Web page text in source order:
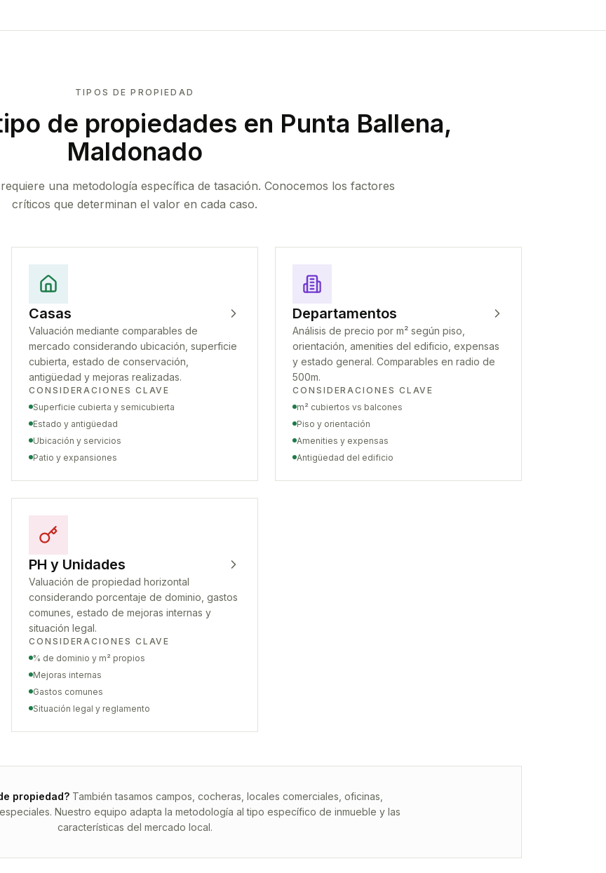
TIPOS DE PROPIEDAD
de propiedades en Punta Ballena,
Maldonado
una metodología específica de tasación. Conocemos los factores
críticos que determinan el valor en cada caso.
Casas
Valuación mediante comparables de
mercado considerando ubicación, superficie
cubierta, estado de conservación,
antigüedad y mejoras realizadas.
CONSIDERACIONES CLAVE
Superficie cubierta y semicubierta
Estado y antigüedad
Ubicación y servicios
Patio y expansiones
Departamentos
Análisis de precio por m² según piso,
orientación, amenities del edificio, expensas
y estado general. Comparables en radio de
500m.
CONSIDERACIONES CLAVE
m² cubiertos vs balcones
Piso y orientación
Amenities y expensas
Antigüedad del edificio
PH y Unidades
Valuación de propiedad horizontal
considerando porcentaje de dominio, gastos
comunes, estado de mejoras internas y
situación legal.
CONSIDERACIONES CLAVE
% de dominio y m² propios
Mejoras internas
Gastos comunes
Situación legal y reglamento
propiedad? También tasamos campos, cocheras, locales comerciales, oficinas,
Nuestro equipo adapta la metodología al tipo específico de inmueble y las
características del mercado local.